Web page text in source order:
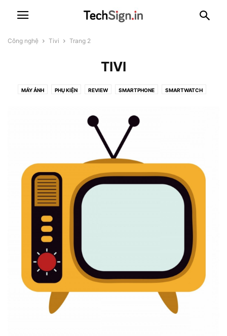
Công nghệ Tivi Trang 2
TIVI
MÁY ẢNH PHỤ KIỆN REVIEW SMARTPHONE SMARTWATCH